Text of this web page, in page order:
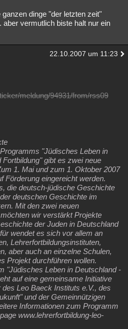
dinge "der letzten zeit"
aber vermutlich biste halt nur ein
22.10.2007 um 11:23
meldung/94931/from/rss09
"Jüdisches Leben in
gibt es zwei neue
1. Mai und zum 1. Oktober 2007
Förderung eingereicht werden.
die deutsch-jüdische Geschichte
deutschen Geschichte im
Mit den zwei neuen
wir verstärkt Projekte
der Juden in Deutschland
wendet es sich vor allem an
Lehrerfortbildungsinstituten,
aber auch an einzelne Schulen,
Projekt durchführen wollen.
"Jüdisches Leben in Deutschland -
auf eine gemeinsame Initiative
Leo Baeck Instituts e.V., des
und der Gemeinnützigen
Informationen zum Programm
www.lehrerfortbildung-leo-